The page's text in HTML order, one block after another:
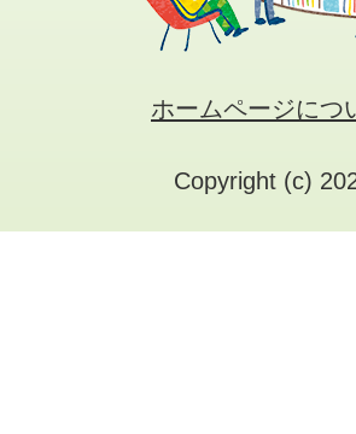
ホームページにつ
Copyright (c)